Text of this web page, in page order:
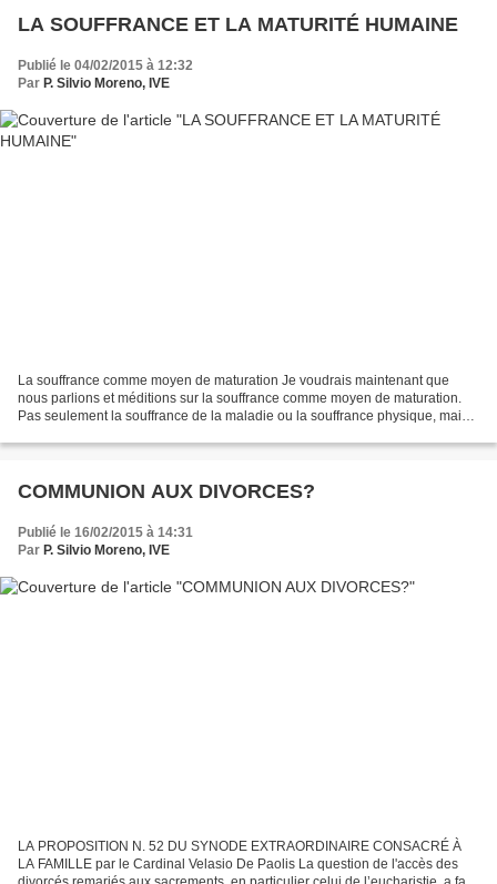
LA SOUFFRANCE ET LA MATURITÉ HUMAINE
Publié le 04/02/2015 à 12:32
Par P. Silvio Moreno, IVE
La souffrance comme moyen de maturation Je voudrais maintenant que
nous parlions et méditions sur la souffrance comme moyen de maturation.
Pas seulement la souffrance de la maladie ou la souffrance physique, mais
COMMUNION AUX DIVORCES?
Publié le 16/02/2015 à 14:31
Par P. Silvio Moreno, IVE
LA PROPOSITION N. 52 DU SYNODE EXTRAORDINAIRE CONSACRÉ À
LA FAMILLE par le Cardinal Velasio De Paolis La question de l'accès des